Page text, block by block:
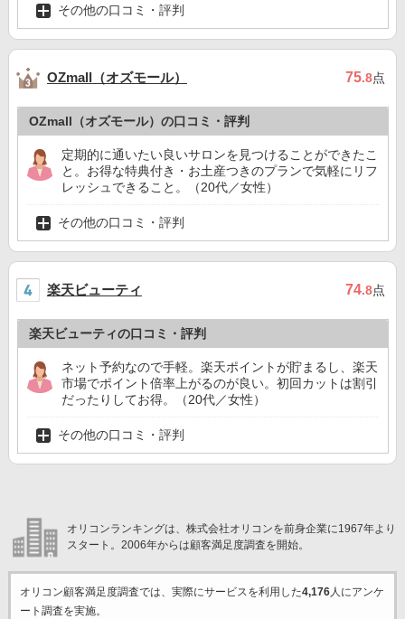
その他の口コミ・評判
OZmall（オズモール） 75.8点
OZmall（オズモール）の口コミ・評判
定期的に通いたい良いサロンを見つけることができたこ
と。お得な特典付き・お土産つきのプランで気軽にリフ
レッシュできること。（20代／女性）
その他の口コミ・評判
楽天ビューティ 74.8点
楽天ビューティの口コミ・評判
ネット予約なので手軽。楽天ポイントが貯まるし、楽天
市場でポイント倍率上がるのが良い。初回カットは割引
だったりしてお得。（20代／女性）
その他の口コミ・評判
オリコンランキングは、株式会社オリコンを前身企業に1967年より
スタート。2006年からは顧客満足度調査を開始。
オリコン顧客満足度調査では、実際にサービスを利用した4,176人にアンケ
ート調査を実施。